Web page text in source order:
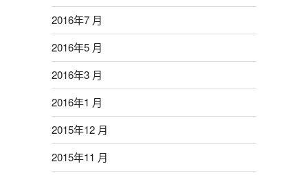
2016年7 月
2016年5 月
2016年3 月
2016年1 月
2015年12 月
2015年11 月